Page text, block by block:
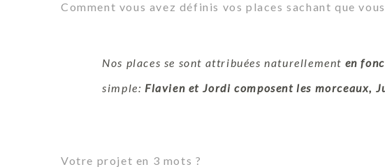
Comment vous avez définis vos places sachant que
Nos places se sont attribuées naturellement en
simple: Flavien et Jordi composent les morceaux,
Votre projet en 3 mots ?